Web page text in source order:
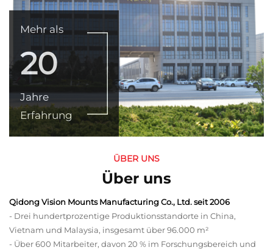
Mehr als
20
Jahre
Erfahrung
ÜBER UNS
Über uns
Qidong Vision Mounts Manufacturing Co., Ltd. seit 2006
- Drei hundertprozentige Produktionsstandorte in China,
Vietnam und Malaysia, insgesamt über 96.000 m²
- Über 600 Mitarbeiter, davon 20 % im Forschungsbereich und